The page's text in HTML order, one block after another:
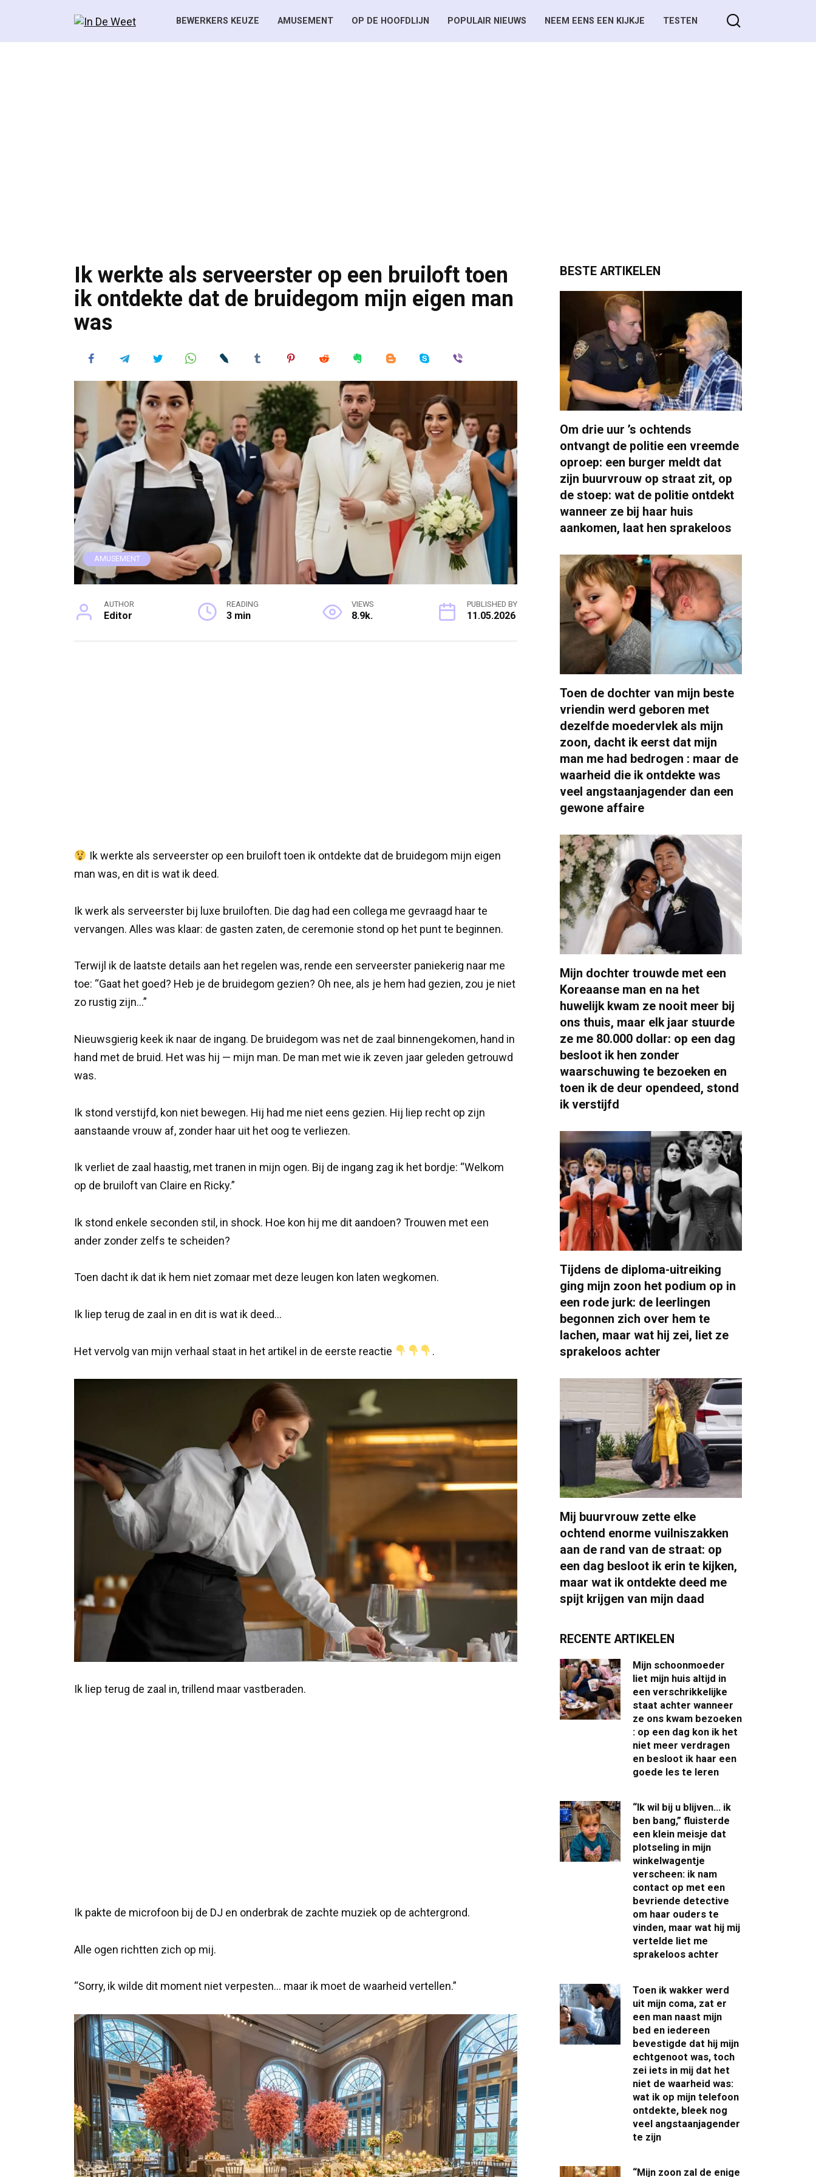
BEWERKERS KEUZE AMUSEMENT OP DE HOOFDLIJN POPULAIR NIEUWS NEEM EENS EEN KIJKJE TESTEN
Ik werkte als serveerster op een bruiloft toen
ik ontdekte dat de bruidegom mijn eigen man
was
AMUSEMENT
AUTHOR
Editor
READING
3 min
VIEWS
8.9k.
PUBLISHED BY
11.05.2026
Ik werkte als serveerster op een bruiloft toen ik ontdekte dat de bruidegom mijn eigen
man was, en dit is wat ik deed.
Ik werk als serveerster bij luxe bruiloften. Die dag had een collega me gevraagd haar te
vervangen. Alles was klaar: de gasten zaten, de ceremonie stond op het punt te beginnen.
Terwijl ik de laatste details aan het regelen was, rende een serveerster paniekerig naar me
toe: “Gaat het goed? Heb je de bruidegom gezien? Oh nee, als je hem had gezien, zou je niet
zo rustig zijn…”
Nieuwsgierig keek ik naar de ingang. De bruidegom was net de zaal binnengekomen, hand in
hand met de bruid. Het was hij — mijn man. De man met wie ik zeven jaar geleden getrouwd
was.
Ik stond verstijfd, kon niet bewegen. Hij had me niet eens gezien. Hij liep recht op zijn
aanstaande vrouw af, zonder haar uit het oog te verliezen.
Ik verliet de zaal haastig, met tranen in mijn ogen. Bij de ingang zag ik het bordje: “Welkom
op de bruiloft van Claire en Ricky.”
Ik stond enkele seconden stil, in shock. Hoe kon hij me dit aandoen? Trouwen met een
ander zonder zelfs te scheiden?
Toen dacht ik dat ik hem niet zomaar met deze leugen kon laten wegkomen.
Ik liep terug de zaal in en dit is wat ik deed…
Het vervolg van mijn verhaal staat in het artikel in de eerste reactie .
Ik liep terug de zaal in, trillend maar vastberaden.
Ik pakte de microfoon bij de DJ en onderbrak de zachte muziek op de achtergrond.
Alle ogen richtten zich op mij.
“Sorry, ik wilde dit moment niet verpesten… maar ik moet de waarheid vertellen.”
BESTE ARTIKELEN
Om drie uur ’s ochtends
ontvangt de politie een vreemde
oproep: een burger meldt dat
zijn buurvrouw op straat zit, op
de stoep: wat de politie ontdekt
wanneer ze bij haar huis
aankomen, laat hen sprakeloos
Toen de dochter van mijn beste
vriendin werd geboren met
dezelfde moedervlek als mijn
zoon, dacht ik eerst dat mijn
man me had bedrogen : maar de
waarheid die ik ontdekte was
veel angstaanjagender dan een
gewone affaire
Mijn dochter trouwde met een
Koreaanse man en na het
huwelijk kwam ze nooit meer bij
ons thuis, maar elk jaar stuurde
ze me 80.000 dollar: op een dag
besloot ik hen zonder
waarschuwing te bezoeken en
toen ik de deur opendeed, stond
ik verstijfd
Tijdens de diploma-uitreiking
ging mijn zoon het podium op in
een rode jurk: de leerlingen
begonnen zich over hem te
lachen, maar wat hij zei, liet ze
sprakeloos achter
Mij buurvrouw zette elke
ochtend enorme vuilniszakken
aan de rand van de straat: op
een dag besloot ik erin te kijken,
maar wat ik ontdekte deed me
spijt krijgen van mijn daad
RECENTE ARTIKELEN
Mijn schoonmoeder
liet mijn huis altijd in
een verschrikkelijke
staat achter wanneer
ze ons kwam bezoeken
: op een dag kon ik het
niet meer verdragen
en besloot ik haar een
goede les te leren
“Ik wil bij u blijven… ik
ben bang,” fluisterde
een klein meisje dat
plotseling in mijn
winkelwagentje
verscheen: ik nam
contact op met een
bevriende detective
om haar ouders te
vinden, maar wat hij mij
vertelde liet me
sprakeloos achter
Toen ik wakker werd
uit mijn coma, zat er
een man naast mijn
bed en iedereen
bevestigde dat hij mijn
echtgenoot was, toch
zei iets in mij dat het
niet de waarheid was:
wat ik op mijn telefoon
ontdekte, bleek nog
veel angstaanjagender
te zijn
“Mijn zoon zal de enige